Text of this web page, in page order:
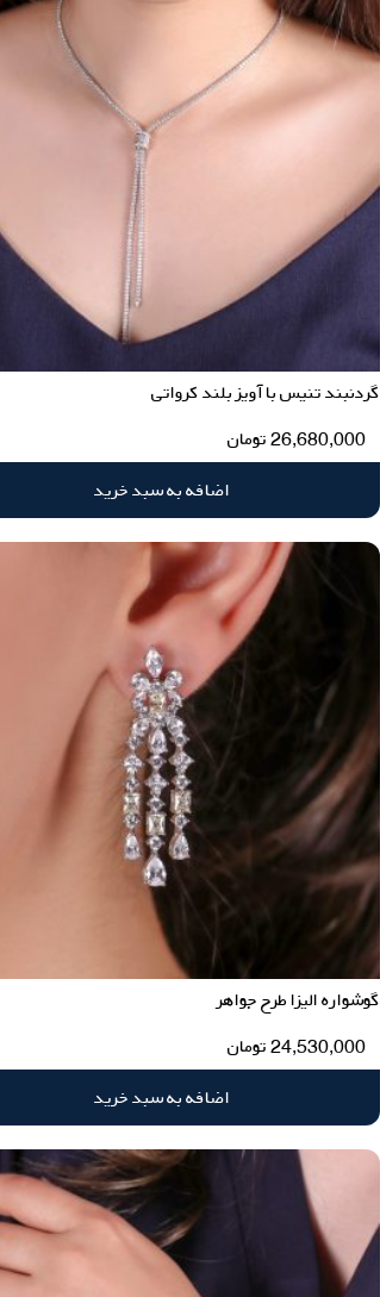
گردنبند تنیس با آویز بلند کرواتی
26,680,000تومان
اضافه به سبد خرید
گوشواره الیزا طرح جواهر
24,530,000تومان
اضافه به سبد خرید